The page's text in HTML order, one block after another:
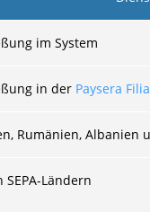
im System
in der Paysera
Rumänien, Albanien
Ländern